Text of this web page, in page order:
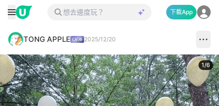
下載App
TONG APPLE 2025/12/20
1/6